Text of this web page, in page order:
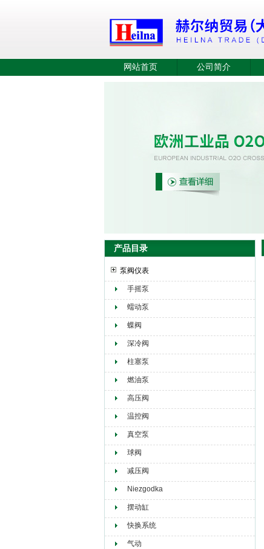
赫尔纳贸易（大连）有限公司
网站首页 公司简介
产品目录
泵阀仪表
手摇泵
蠕动泵
蝶阀
深冷阀
柱塞泵
燃油泵
高压阀
温控阀
真空泵
球阀
减压阀
Niezgodka
摆动缸
快换系统
气动